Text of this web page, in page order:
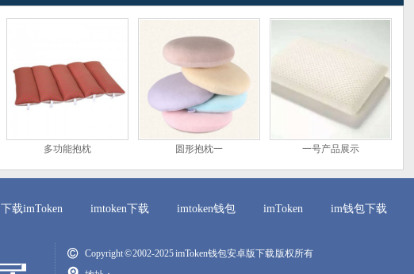
多功能抱枕 圆形抱枕一 一号产品展示
下载imToken imtoken下载 imtoken钱包 imToken im钱包下载
Copyright © 2002-2025 imToken钱包安卓版下载 版权所有